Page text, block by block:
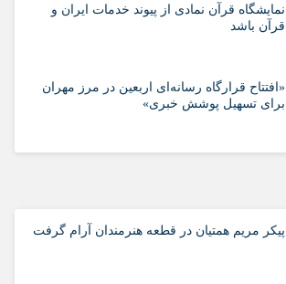
نمایشگاه قرآن نمادی از پیوند خدمات ایران و
قرآن باشد
«افتتاح قرارگاه رسانه‌ای اربعین در مرز مهران
برای تسهیل پوشش خبری»
پیکر مریم همتیان در قطعه هنرمندان آرام گرفت